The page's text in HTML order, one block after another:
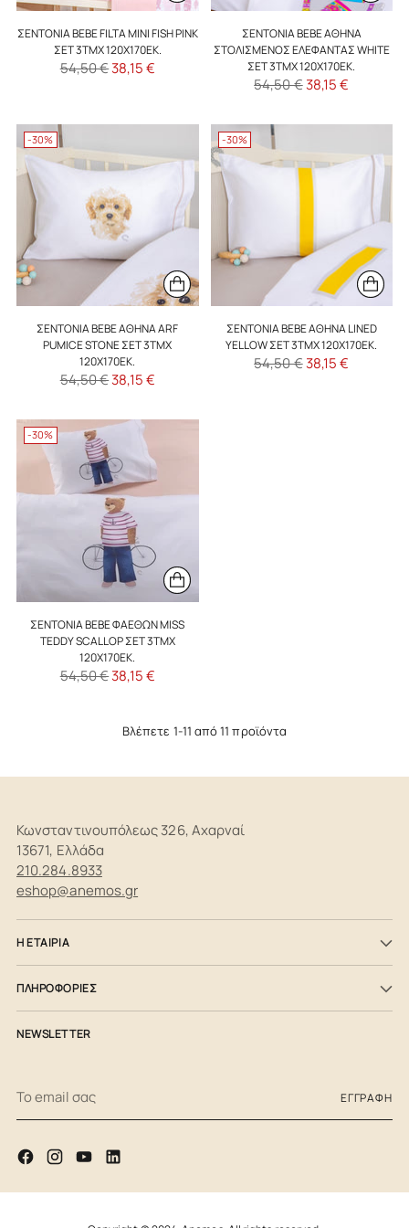
ΣΕΝΤΌΝΙΑ BEBE FILTA MINI FISH PINK
ΣΕΤ 3ΤΜΧ 120X170ΕΚ.
Κανονική
54,50 €38,15 €
ΣΕΝΤΌΝΙΑ BEBE ΑΘΉΝΑ
ΣΤΟΛΙΣΜΈΝΟΣ ΕΛΈΦΑΝΤΑΣ WHITE
ΣΕΤ 3ΤΜΧ 120X170ΕΚ.
Κανονική
54,50 € 38,15 €
-30%
ΣΕΝΤΌΝΙΑ BEBE ΑΘΉΝΑ ARF
PUMICE STONE ΣΕΤ 3ΤΜΧ
120X170ΕΚ.
Κανονική
54,50 €38,15 €
-30%
ΣΕΝΤΌΝΙΑ BEBE ΑΘΉΝΑ LINED
YELLOW ΣΕΤ 3ΤΜΧ 120X170ΕΚ.
Κανονική
54,50 € 38,15 €
-30%
ΣΕΝΤΌΝΙΑ BEBE ΦΑΕΘΩΝ MISS
TEDDY SCALLOP ΣΕΤ 3ΤΜΧ
120X170ΕΚ.
Κανονική
54,50 €38,15 €
Βλέπετε 1-11 από 11 προϊόντα
Κωνσταντινουπόλεως 326, Αχαρναί
13671, Ελλάδα
210.284.8933
eshop@anemos.gr
Η ΕΤΑΙΡΙΑ
ΠΛΗΡΟΦΟΡΙΕΣ
NEWSLETTER
email
σας
ΕΓΓΡΑΦΉ